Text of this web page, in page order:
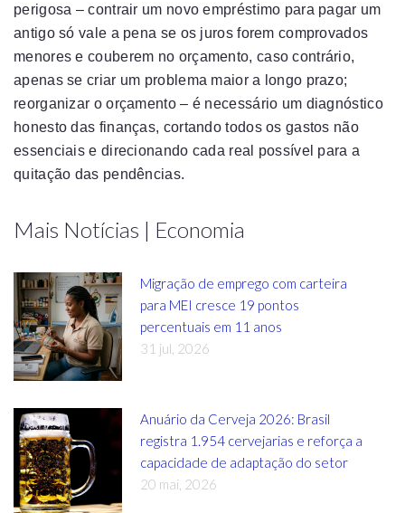
perigosa – contrair um novo empréstimo para pagar um
antigo só vale a pena se os juros forem comprovados
menores e couberem no orçamento, caso contrário,
apenas se criar um problema maior a longo prazo;
reorganizar o orçamento – é necessário um diagnóstico
honesto das finanças, cortando todos os gastos não
essenciais e direcionando cada real possível para a
quitação das pendências.
Mais Notícias | Economia
Migração de emprego com carteira
para MEI cresce 19 pontos
percentuais em 11 anos
31 jul, 2026
Anuário da Cerveja 2026: Brasil
registra 1.954 cervejarias e reforça a
capacidade de adaptação do setor
20 mai, 2026